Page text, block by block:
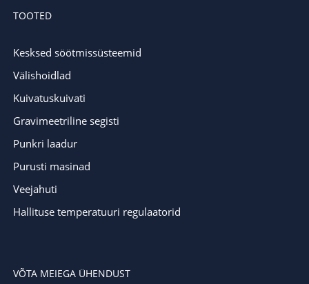
TOOTED
Kesksed söötmissüsteemid
Välishoidlad
Kuivatuskuivati
Gravimeetriline segisti
Punkri laadur
Purusti masinad
Veejahuti
Hallituse temperatuuri regulaatorid
VÕTA MEIEGA ÜHENDUST